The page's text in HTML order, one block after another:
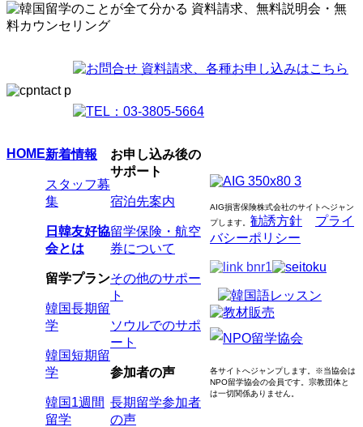
HOME新着情報
スタッフ募
集
日韓友好協
会とは
留学プラン
韓国長期留
学
韓国短期留
学
韓国1週間
留学
お申し込み後の
サポート
宿泊先案内
留学保険・航空
券について
その他のサポー
ト
ソウルでのサポ
ート
参加者の声
長期留学参加者
の声
AIG損害保険株式会社のサイトへジャン
プします
勧誘方針
プライ
バシーポリシー
各サイトへジャンプします。 ※当協会は
NPO留学協会の会員です。 宗教団体と
は一切関係ありません。